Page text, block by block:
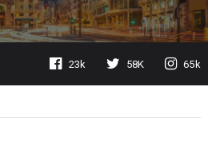
23k 58K 65k